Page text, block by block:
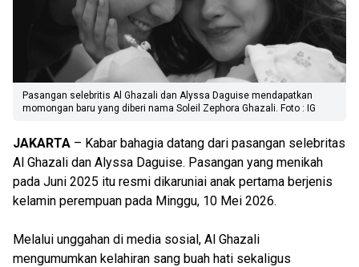
Pasangan selebritis Al Ghazali dan Alyssa Daguise mendapatkan
momongan baru yang diberi nama Soleil Zephora Ghazali. Foto : IG
JAKARTA – Kabar bahagia datang dari pasangan selebritas
Al Ghazali dan Alyssa Daguise. Pasangan yang menikah
pada Juni 2025 itu resmi dikaruniai anak pertama berjenis
kelamin perempuan pada Minggu, 10 Mei 2026.
Melalui unggahan di media sosial, Al Ghazali
mengumumkan kelahiran sang buah hati sekaligus